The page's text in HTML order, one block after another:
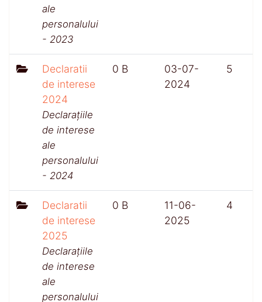
ale
personalului
- 2023
Declaratii
de interese
2024
Declarațiile
de interese
ale
personalului
- 2024
0 B
03-07-
2024
5
Declaratii
de interese
2025
Declarațiile
de interese
ale
personalului
0 B
11-06-
2025
4